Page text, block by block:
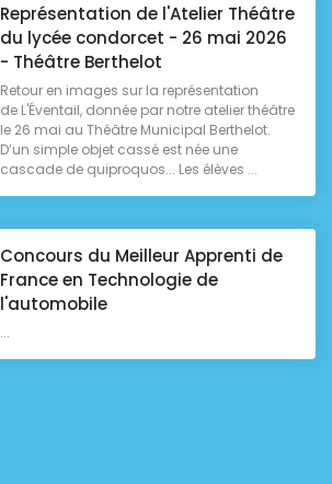
Représentation de l'Atelier Théâtre
du lycée condorcet - 26 mai 2026
- Théâtre Berthelot
Retour en images sur la représentation
de L'Éventail, donnée par notre atelier théâtre
le 26 mai au Théâtre Municipal Berthelot.
D’un simple objet cassé est née une
cascade de quiproquos... Les élèves ...
Concours du Meilleur Apprenti de
France en Technologie de
l'automobile
...